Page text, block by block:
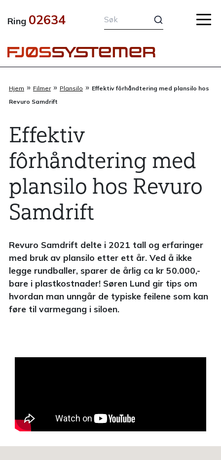
rett
innholdet
Ring 02634
Hjem » Filmer» Plansilo » Effektiv fôrhåndtering med plansilo hos
Revuro Samdrift
Effektiv
fôrhåndtering med
plansilo hos Revuro
Samdrift
Revuro Samdrift delte i 2021 tall og erfaringer
med bruk av plansilo etter ett år. Ved å ikke
legge rundballer, sparer de årlig ca kr 50.000,-
bare i plastkostnader! Søren Lund gir tips om
hvordan man unngår de typiske feilene som kan
føre til varmegang i siloen.